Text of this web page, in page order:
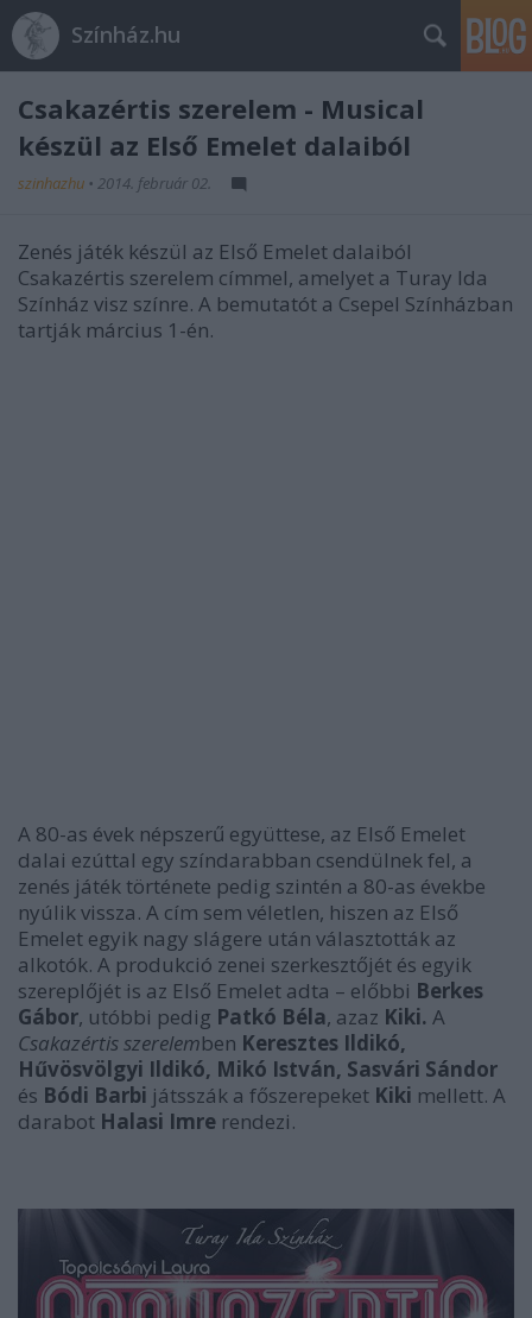
Színház.hu
Csakazértis szerelem - Musical
készül az Első Emelet dalaiból
szinhazhu • 2014. február 02.
Zenés játék készül az Első Emelet dalaiból
Csakazértis szerelem címmel, amelyet a Turay Ida
Színház visz színre. A bemutatót a Csepel Színházban
tartják március 1-én.
A 80-as évek népszerű együttese, az Első Emelet
dalai ezúttal egy színdarabban csendülnek fel, a
zenés játék története pedig szintén a 80-as évekbe
nyúlik vissza. A cím sem véletlen, hiszen az Első
Emelet egyik nagy slágere után választották az
alkotók. A produkció zenei szerkesztőjét és egyik
szereplőjét is az Első Emelet adta – előbbi Berkes
Gábor, utóbbi pedig Patkó Béla, azaz Kiki. A
Csakazértis szerelemben Keresztes Ildikó,
Hűvösvölgyi Ildikó, Mikó István, Sasvári Sándor
és Bódi Barbi játsszák a főszerepeket Kiki mellett. A
darabot Halasi Imre rendezi.